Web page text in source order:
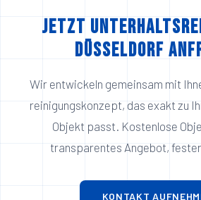
Jetzt
Düsseldorf
Wir entwickeln gemeinsam mit
reinigungs­konzept, das exakt zu
Objekt passt. Kostenlose
transparentes Angebot,
KONTAKT